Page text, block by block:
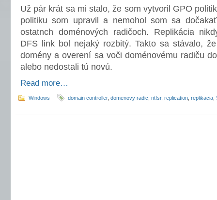
Už pár krát sa mi stalo, že som vytvoril GPO
politiku som upravil a nemohol som sa
ostatnch doménových radičoch. Replikácia
DFS link bol nejaký rozbitý. Takto sa stávalo,
domény a overení sa voči doménovému radiču
alebo nedostali tú novú.
Read more…
Windows domain controller, domenovy radic ntfsr, replication replikacia